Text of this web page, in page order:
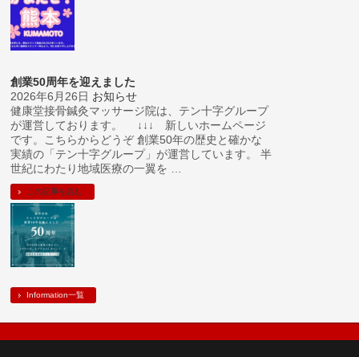
創業50周年を迎えました
2026年6月26日 お知らせ
健康堂接骨鍼灸マッサージ院は、テン十字グループ
が運営しております。 ↓↓↓ 新しいホームページ
です。こちらからどうぞ 創業50年の歴史と確かな
実績の「テン十字グループ」が運営しています。 半
世紀にわたり地域医療の一翼を …
この記事を読む
Information一覧